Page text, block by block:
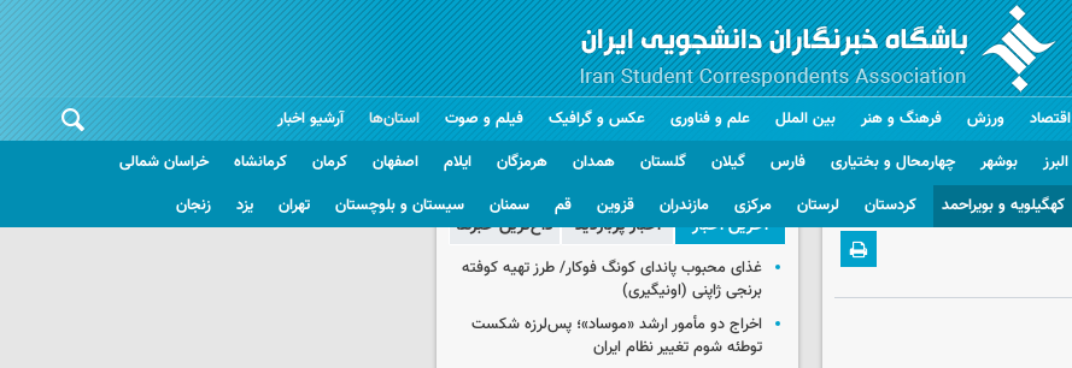
اقتصاد ورزش فرهنگ و هنر بین الملل علم و فناوری عکس و گرافیک فیلم و صوت
استان‌ها
البرز بوشهر چهارمحال و بختیاری فارس گیلان گلستان همدان هرمزگان ایلام اصفهان کرمان کرمانشاه
خراسان شمالی
کهگیلویه و بویراحمد کردستان لرستان مرکزی مازندران قزوین قم سمنان سیستان و بلوچستان تهران یزد زنجان
آرشیو اخبار
آخرین اخبار اخبار پربازدید داغ‌ترین خبرها
غذای محبوب پاندای کونگ فوکار/ طرز تهیه کوفته
برنجی ژاپنی (اونیگیری)
اخراج دو مأمور ارشد «موساد»؛ پس‌لرزه شکست
توطئه شوم تغییر نظام ایران